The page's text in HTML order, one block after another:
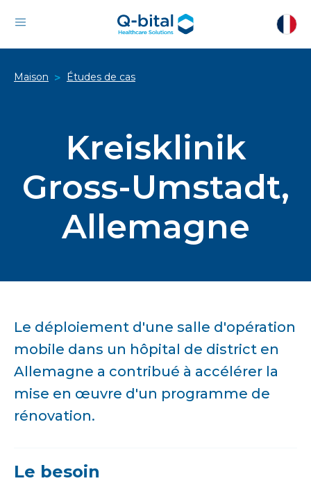
Maison > Études de cas
Kreisklinik
Gross-Umstadt,
Allemagne
Le déploiement d'une salle d'opération
mobile dans un hôpital de district en
Allemagne a contribué à accélérer la
mise en œuvre d'un programme de
rénovation.
Le besoin